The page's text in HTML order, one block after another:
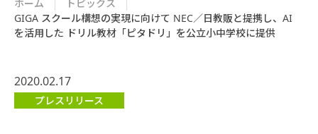
ホーム
トピックス
GIGA スクール構想の実現に向けて NEC／日教販と提携し、AI
を活用した ドリル教材「ピタドリ」を公立小中学校に提供
2020.02.17
プレスリリース